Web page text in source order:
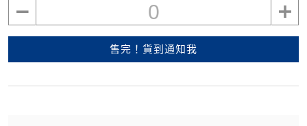
0
售完！貨到通知我